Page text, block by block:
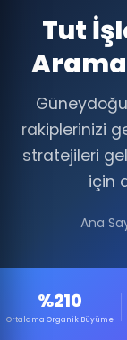
Tut
rakiplerinizi
stratejileri
için
Ana
%210
Ortalama Organik Büyüme